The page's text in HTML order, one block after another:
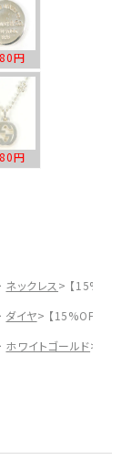
円
円
ネックレス
【15%OFF
ダイヤ
【15%OFF】【
ホワイトゴールド